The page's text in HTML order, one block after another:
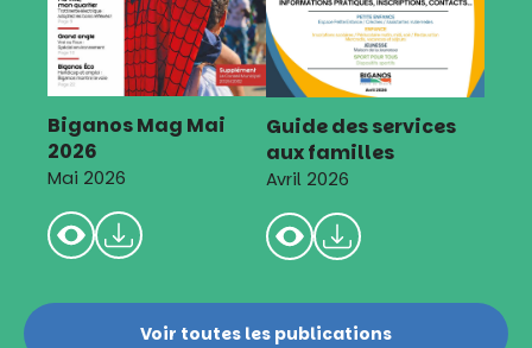
Biganos Mag Mai
2026
Mai 2026
Guide des services
aux familles
Avril 2026
Voir toutes les publications